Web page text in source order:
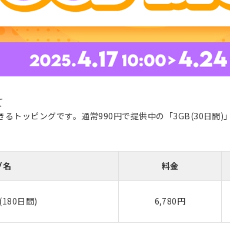
トッピングです。通常990円で提供中の「3GB(30日間)
名 料金
日間) 6,780円